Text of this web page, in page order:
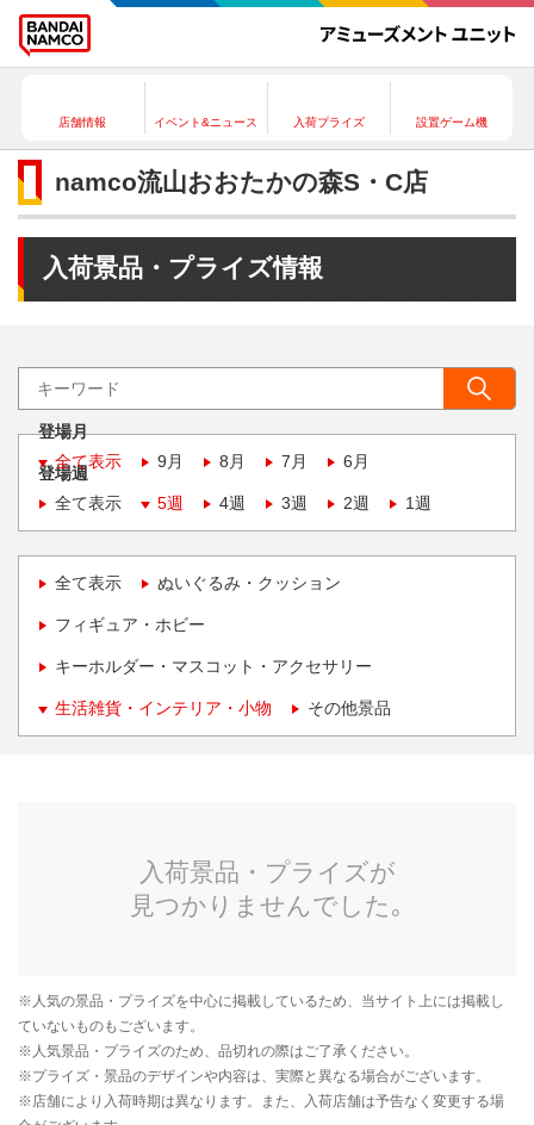
店舗情報 イベント&ニュース 入荷プライズ 設置ゲーム機
namco流山おおたかの森S・C店
入荷景品・プライズ情報
登場月
全て表示
9月 8月 7月 6月
登場週
全て表示
5週 4週 3週 2週 1週
全て表示 ぬいぐるみ・クッション
フィギュア・ホビー
キーホルダー・マスコット・アクセサリー
生活雑貨・インテリア・小物 その他景品